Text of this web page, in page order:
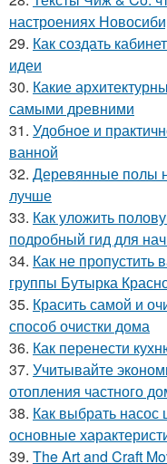
настроениях
29. Как создать
идеи
30. Какие
самыми древними
31. Удобное и
ванной
32. Деревянные полы
лучше
33. Как уложить
подробный гид для
34. Как не пропустить
группы Бутырка
35. Красить самой и
способ очистки дома
36. Как перенести
37. Учитывайте
отопления частного
38. Как выбрать
основные
39. The Art and Craft